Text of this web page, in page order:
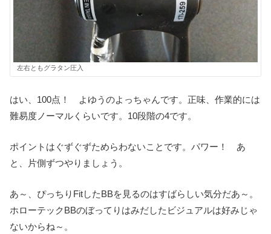
左右ともグラタン圧入
はい、100点！ よゆうのよっちゃんです。正味、作業的には
難易度ノーマルくらいです。10段階の4です。
ポイントはぐずぐずためらわないことです。パワー！ あ
と、片側ずつやりましょう。
あ～、ぴっちりFitしたBBを見るのはすばらしい気分だあ～。
ホローテックBBのぼってりはみだしたビジュアルは好みじゃ
ないからね～。